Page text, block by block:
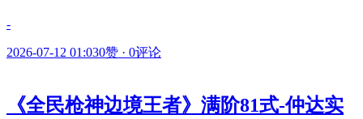
-
2026-07-12 01:030赞 · 0评论
《全民枪神边境王者》满阶81式-仲达实